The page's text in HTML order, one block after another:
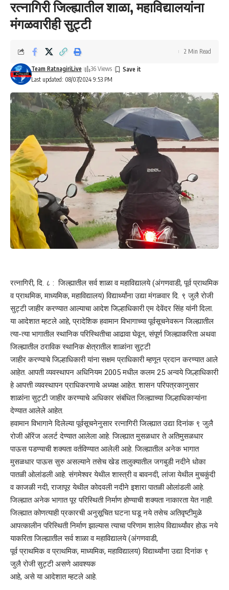
रत्नागिरी जिल्ह्यातील शाळा, महाविद्यालयांना
मंगळवारीही सुट्टी
Last updated: 08/07/2024 9:53 PM
Team RatnagiriLive 36 Views
2 Min Read
रत्नागिरी, दि. ८ : जिल्ह्यातील सर्व शाळा व महाविद्यालये (अंगणवाडी, पूर्व प्राथमिक
व प्राथमिक, माध्यमिक, महाविद्यालय) विद्यार्थ्यांना उद्या मंगळवार दि. ९ जुलै रोजी
सुट्टी जाहीर करण्यात आल्याचा आदेश जिल्हाधिकारी एम देवेंदर सिंह यांनी दिला.
या आदेशात म्हटले आहे, प्रादेशिक हवामान विभागाच्या पूर्वसूचनेवरून जिल्ह्यातील
त्या-त्या भागातील स्थानिक परिस्थितीचा आढावा घेवून, संपूर्ण जिल्ह्याकरिता अथवा
जिल्ह्यातील ठराविक स्थानिक क्षेत्रातील शाळांना सुट्टी
जाहीर करण्याचे जिल्हाधिकारी यांना सक्षम प्राधिकारी म्हणून प्रदान करण्यात आले
आहेत. आपती व्यवस्थापन अधिनियम 2005 मधील कलम 25 अन्वये जिल्हाधिकारी
हे आपत्ती व्यवस्थापन प्राधिकरणाचे अध्यक्ष आहेत. शासन परिपत्रकानुसार
शाळांना सुट्टी जाहीर करण्याचे अधिकार संबंधित जिल्ह्याच्या जिल्हाधिकाऱ्यांना
देण्यात आलेले आहेत.
हवामान विभागाने दिलेल्या पूर्वसूचनेनुसार रत्नागिरी जिल्ह्यात उद्या दिनांक ९ जुलै
रोजी ऑरेंज अलर्ट देण्यात आलेला आहे. जिल्ह्यात मुसळधार ते अतिमुसळधार
पाऊस पडण्याची शक्यता वर्तविण्यात आलेली आहे. जिल्ह्यातील अनेक भागात
मुसळधार पाऊस सुरु असल्याने तसेच खेड तालुक्यातील जगबुडी नदीने धोका
पातळी ओलांडली आहे. संगमेश्वर येथील शास्त्री व बावनदी, लांजा येथील मुचकुंदी
व काजळी नदी, राजापूर येथील कोदवली नदीने इशारा पातळी ओलांडली आहे.
जिल्ह्यात अनेक भागात पूर परिस्थिती निर्माण होण्याची शक्यता नाकारता येत नाही.
जिल्ह्यात कोणत्याही प्रकारची अनुसूचित घटना घडू नये तसेच अतिवृष्टीमुळे
आपत्कालीन परिस्थिती निर्माण झाल्यास त्याचा परिणाम शालेय विद्यार्थ्यांवर होऊ नये
याकरिता जिल्ह्यातील सर्व शाळा व महाविद्यालये (अंगणवाडी,
पूर्व प्राथमिक व प्राथमिक, माध्यमिक, महाविद्यालय) विद्यार्थ्यांना उद्या दिनांक ९
जुलै रोजी सुट्टी असणे आवश्यक
आहे, असे या आदेशात म्हटले आहे.